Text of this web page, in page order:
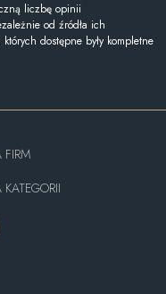
liczbę opinii
od źródła ich
dostępne były kompletne
FIRM
KATEGORII